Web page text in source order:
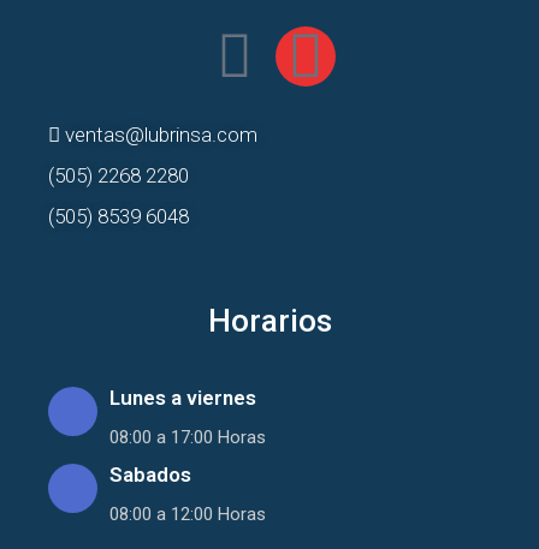
ventas@lubrinsa.com
(505) 2268 2280
(505) 8539 6048
Horarios
Lunes a viernes
08:00 a 17:00 Horas
Sabados
08:00 a 12:00 Horas